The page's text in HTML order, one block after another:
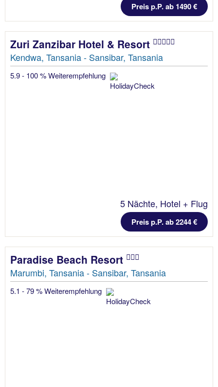
Preis p.P. ab 1490 €
Zuri Zanzibar Hotel & Resort
Kendwa, Tansania - Sansibar, Tansania
5.9 - 100 % Weiterempfehlung
5 Nächte, Hotel + Flug
Preis p.P. ab 2244 €
Paradise Beach Resort
Marumbi, Tansania - Sansibar, Tansania
5.1 - 79 % Weiterempfehlung